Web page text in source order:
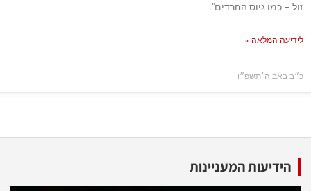
גיוס החרדים".
המלאה »
ה׳תשפ״ו
המעניינות